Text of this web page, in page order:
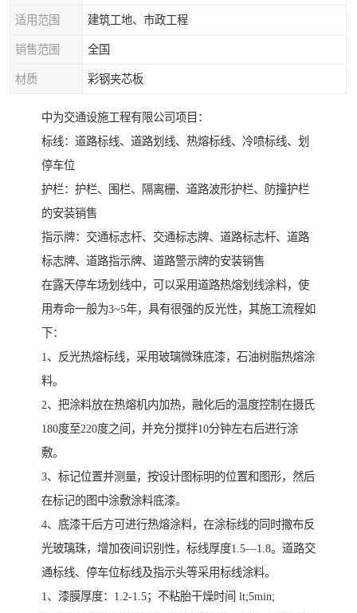
适用范围 建筑工地、市政工程
销售范围 全国
材质 彩钢夹芯板
中为交通设施工程有限公司项目：
标线：道路标线、道路划线、热熔标线、冷喷标线、划
停车位
护栏：护栏、围栏、隔离栅、道路波形护栏、防撞护栏
的安装销售
指示牌：交通标志杆、交通标志牌、道路标志杆、道路
标志牌、道路指示牌、道路警示牌的安装销售
在露天停车场划线中，可以采用道路热熔划线涂料，使
用寿命一般为3~5年，具有很强的反光性，其施工流程如
下：
1、反光热熔标线，采用玻璃微珠底漆，石油树脂热熔涂
料。
2、把涂料放在热熔机内加热，融化后的温度控制在摄氏
180度至220度之间，并充分搅拌10分钟左右后进行涂
敷。
3、标记位置并测量，按设计图标明的位置和图形，然后
在标记的图中涂敷涂料底漆。
4、底漆干后方可进行热熔涂料，在涂标线的同时撒布反
光玻璃珠，增加夜间识别性，标线厚度1.5—1.8。道路交
通标线、停车位标线及指示头等采用标线涂料。
1、漆膜厚度：1.2-1.5；不粘胎干燥时间 lt;5min;